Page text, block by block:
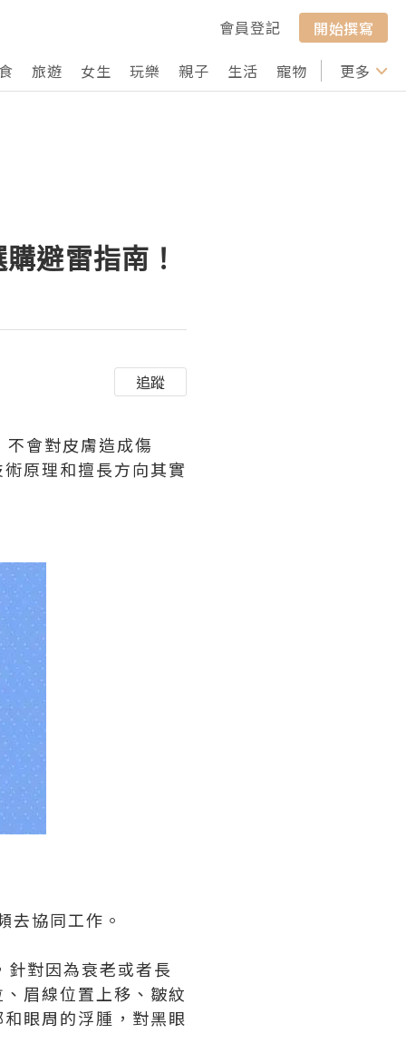
會員登記
開始撰寫
旅遊 女生 玩樂 親子 生活 寵物 行山 打卡
更多
避雷指南！
追蹤
會對皮膚造成傷
原理和擅長方向其實
協同工作。
對因為衰老或者長
眉線位置上移、皺紋
眼周的浮腫，對黑眼